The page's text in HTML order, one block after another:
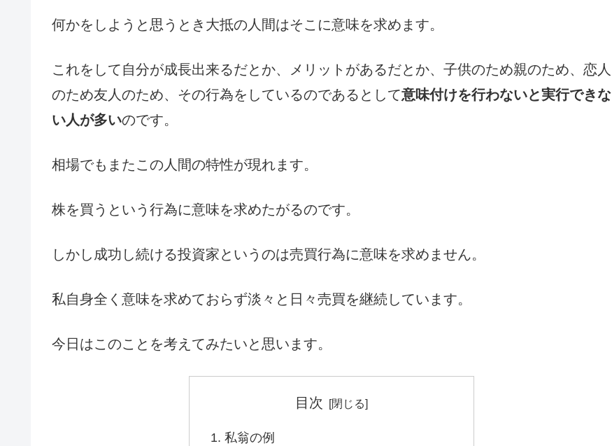
何かをしようと思うとき大抵の人間はそこに意味を求めます。
これをして自分が成長出来るだとか、メリットがあるだとか、子供のため親のため、恋人
のため友人のため、その行為をしているのであるとして意味付けを行わないと実行できな
い人が多いのです。
相場でもまたこの人間の特性が現れます。
株を買うという行為に意味を求めたがるのです。
しかし成功し続ける投資家というのは売買行為に意味を求めません。
私自身全く意味を求めておらず淡々と日々売買を継続しています。
今日はこのことを考えてみたいと思います。
目次
私翁の例